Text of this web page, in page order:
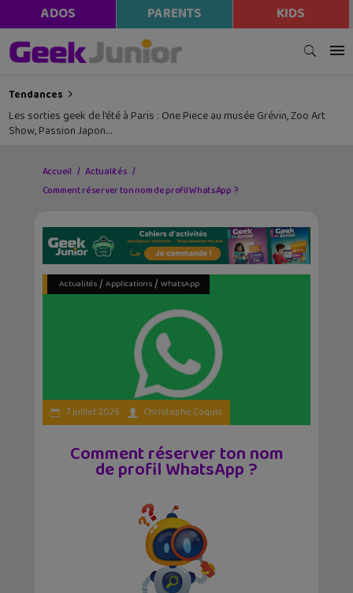
ADOS PARENTS KIDS
Tendances
Les sorties geek de l’été à Paris : One Piece au musée Grévin, Zoo Art
Show, Passion Japon…
Accueil
Actualités
Comment réserver ton nom de profil WhatsApp ?
Actualités/ Applications/ WhatsApp
7 juillet 2026 Christophe Coquis
Comment réserver ton nom
de profil WhatsApp ?